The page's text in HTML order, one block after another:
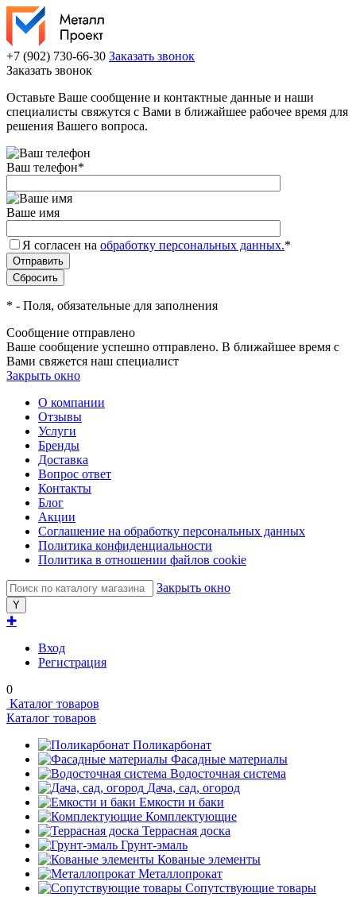
+7 (902) 730-66-30 Заказать звонок
Заказать звонок
Оставьте Ваше сообщение и контактные данные и наши
специалисты свяжутся с Вами в ближайшее рабочее время для
решения Вашего вопроса.
Ваш телефон*
Ваше имя
Я согласен наобработку персональных данных.*
- Поля, обязательные для заполнения
Сообщение отправлено
Ваше сообщение успешно отправлено. В ближайшее время с
Вами свяжется наш специалист
Закрыть окно
О компании
Отзывы
Услуги
Бренды
Доставка
Вопрос ответ
Контакты
Блог
Акции
Соглашение на обработку персональных данных
Политика конфиденциальности
Политика в отношении файлов cookie
Закрыть окно
✚
Вход
Регистрация
Каталог товаров
Каталог товаров
Поликарбонат
Фасадные материалы
Водосточная система
Дача, сад, огород
Емкости и баки
Комплектующие
Террасная доска
Грунт-эмаль
Кованые элементы
Металлопрокат
Сопутствующие товары